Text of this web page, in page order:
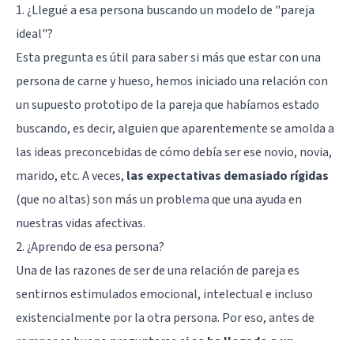
1. ¿Llegué a esa persona buscando un modelo de "pareja
ideal"?
Esta pregunta es útil para saber si más que estar con una
persona de carne y hueso, hemos iniciado una relación con
un supuesto prototipo de la pareja que habíamos estado
buscando, es decir, alguien que aparentemente se amolda a
las ideas preconcebidas de cómo debía ser ese novio, novia,
marido, etc. A veces, las expectativas demasiado rígidas
(que no altas) son más un problema que una ayuda en
nuestras vidas afectivas.
2. ¿Aprendo de esa persona?
Una de las razones de ser de una relación de pareja es
sentirnos estimulados emocional, intelectual e incluso
existencialmente por la otra persona. Por eso, antes de